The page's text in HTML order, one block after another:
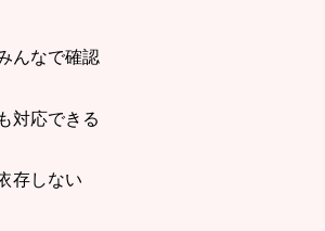
んなで確認
対応できる
存しない